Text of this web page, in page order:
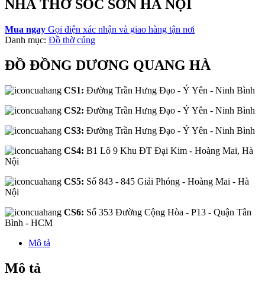
NHÀ THỜ SÓC SƠN HÀ NỘI
Mua ngay Gọi điện xác nhận và giao hàng tận nơi
Danh mục: Đồ thờ cúng
ĐỒ ĐỒNG DƯƠNG QUANG HÀ
CS1: Đường Trần Hưng Đạo - Ý Yên - Ninh Bình
CS2: Đường Trần Hưng Đạo - Ý Yên - Ninh Bình
CS3: Đường Trần Hưng Đạo - Ý Yên - Ninh Bình
CS4: B1 Lô 9 Khu ĐT Đại Kim - Hoàng Mai, Hà
Nội
CS5: Số 843 - 845 Giải Phóng - Hoàng Mai - Hà
Nội
CS6: Số 353 Đường Cộng Hòa - P13 - Quận Tân
Bình - HCM
Mô tả
Mô tả